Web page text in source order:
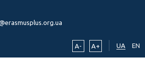
A- A+ UA EN